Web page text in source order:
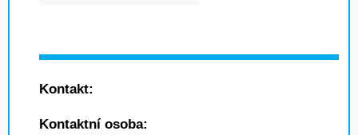
Kontakt:
Kontaktní osoba: